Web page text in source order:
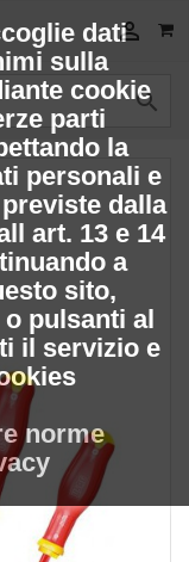


dati
sulla
cookie
parti
la
personali e
dalla
art. 13 e 14
a
sito,
pulsanti al
il servizio e
norme